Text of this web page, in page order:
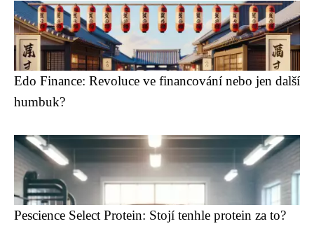
Edo Finance: Revoluce ve financování nebo jen další
humbuk?
Pescience Select Protein: Stojí tenhle protein za to?